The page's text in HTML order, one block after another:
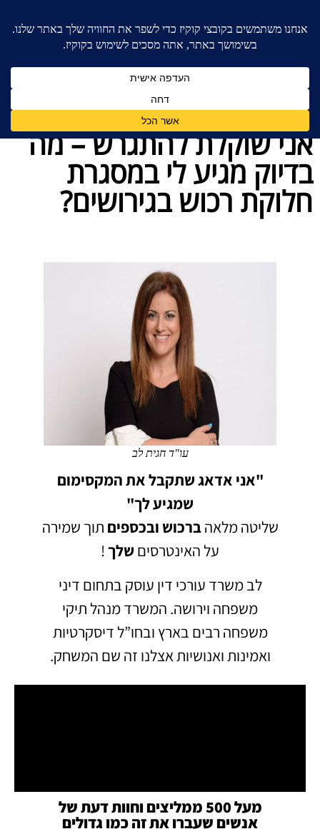
אני שוקלת להתגרש – מה בדיוק מגיע לי
במסגרת חלוקת רכוש בגירושים?
אני שוקלת להתגרש – מה
בדיוק מגיע לי במסגרת
חלוקת רכוש בגירושים?
עו"ד חגית לב
"אני אדאג שתקבל את המקסימום
שמגיע לך"
שליטה מלאהברכוש ובכספים תוך שמירה
על האינטרסים שלך!
לב משרד עורכי דין עוסק בתחום דיני
משפחה וירושה. המשרד מנהל תיקי
משפחה רבים בארץ ובחו”ל דיסקרטיות
ואמינות ואנושיות אצלנו זה שם המשחק.
מעל 500 ממליצים וחוות דעת של
אנשים שעברו את זה כמו גדולים